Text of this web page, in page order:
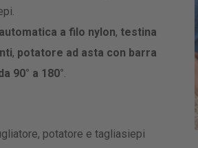
a filo nylon, testina
, potatore ad asta con barra
90° a 180°
potatore e tagliasiepi